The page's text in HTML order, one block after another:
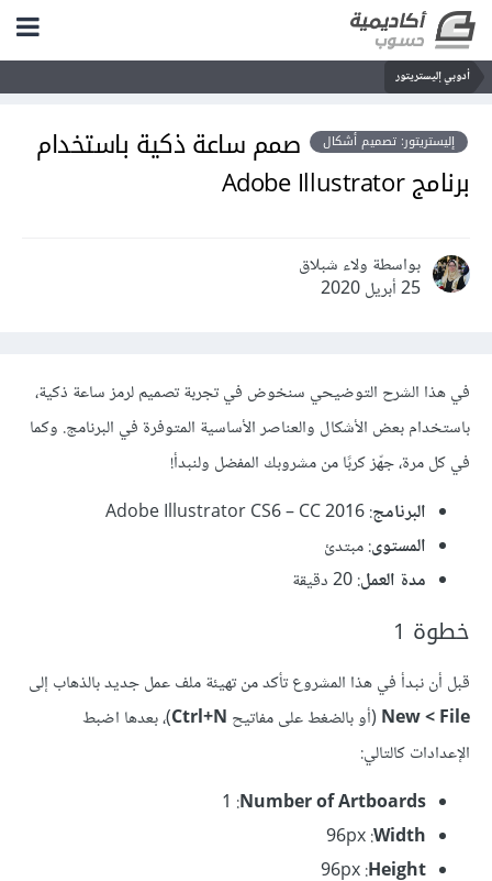
أدوبي إليستريتور
إليستريتور: تصميم أشكال
صمم ساعة ذكية باستخدام
برنامج Adobe Illustrator
بواسطة ولاء شبلاق
25 أبريل 2020
في هذا الشرح التوضيحي سنخوض في تجربة تصميم لرمز ساعة ذكية،
باستخدام بعض الأشكال والعناصر الأساسية المتوفرة في البرنامج. وكما
في كل مرة، جهّز كربًا من مشروبك المفضل ولنبدأ!
البرنامج: Adobe Illustrator CS6 – CC 2016
المستوى: مبتدئ
مدة العمل: 20 دقيقة
خطوة 1
قبل أن نبدأ في هذا المشروع تأكد من تهيئة ملف عمل جديد بالذهاب إلى
New < File (أو بالضغط على مفاتيح Ctrl+N)، بعدها اضبط
الإعدادات كالتالي:
Number of Artboards
: ‏1
Width
:‏ ‏96px
Height‏
:‏ 96px